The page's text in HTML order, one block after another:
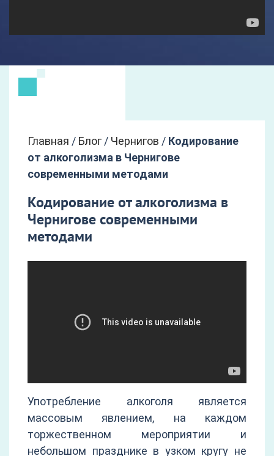
Главная / Блог / Чернигов / Кодирование
от алкоголизма в Чернигове
современными методами
Кодирование от алкоголизма в
Чернигове современными
методами
Употребление алкоголя является
массовым явлением, на каждом
торжественном мероприятии и
небольшом празднике в узком кругу не